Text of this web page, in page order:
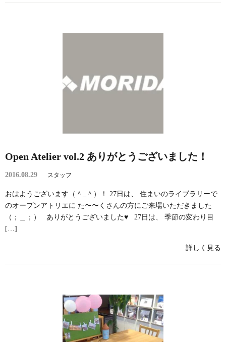
Open Atelier vol.2 ありがとうございました！
2016.08.29 スタッフ
おはようございます（＾_＾）！ 27日は、 住まいのライブラリーで
のオープンアトリエに た〜〜くさんの方にご来場いただきました
（；＿；） ありがとうございました♥️ 27日は、 季節の変わり目
[…]
詳しく見る